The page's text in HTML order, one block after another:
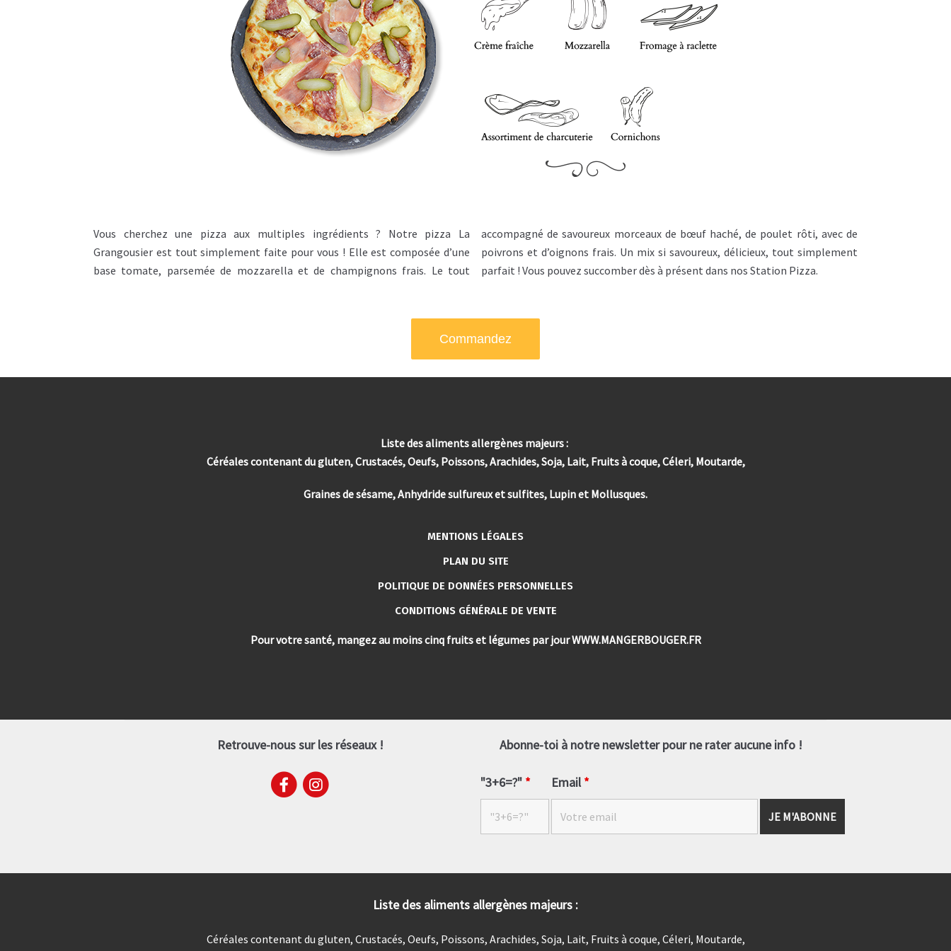
Vous cherchez une pizza aux multiples ingrédients ? Notre pizza La
Grangousier est tout simplement faite pour vous ! Elle est composée d’une
base tomate, parsemée de mozzarella et de champignons frais. Le tout
accompagné de savoureux morceaux de bœuf haché, de poulet rôti, avec de
poivrons et d’oignons frais. Un mix si savoureux, délicieux, tout simplement
parfait ! Vous pouvez succomber dès à présent dans nos Station Pizza.
Commandez
Liste des aliments allergènes majeurs :
Céréales contenant du gluten, Crustacés, Oeufs, Poissons, Arachides, Soja, Lait, Fruits à coque, Céleri, Moutarde,
Graines de sésame, Anhydride sulfureux et sulfites, Lupin et Mollusques.
MENTIONS LÉGALES
PLAN DU SITE
POLITIQUE DE DONNÉES PERSONNELLES
CONDITIONS GÉNÉRALE DE VENTE
Pour votre santé, mangez au moins cinq fruits et légumes par jour WWW.MANGERBOUGER.FR
Retrouve-nous sur les réseaux ! Abonne-toi à notre newsletter pour ne rater aucune info !
"3+6=?" * Email*
Liste des aliments allergènes majeurs :
Céréales contenant du gluten, Crustacés, Oeufs, Poissons, Arachides, Soja, Lait, Fruits à coque, Céleri, Moutarde,